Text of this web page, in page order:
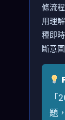
條流
用理
種即
斷意
題